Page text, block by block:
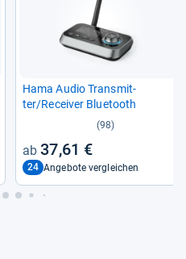
Hama Audio Trans­mit­
ter/Recei­ver Blue­tooth
(98)
37,61 €
24 Angebote vergleichen